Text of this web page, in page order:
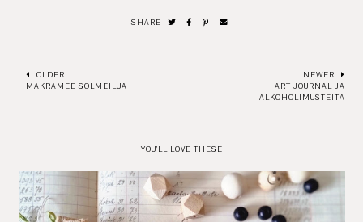
SHARE
OLDER
MAKRAMEE SOLMEILUA
NEWER
ART JOURNAL JA
ALKOHOLIMUSTEITA
YOU'LL LOVE THESE